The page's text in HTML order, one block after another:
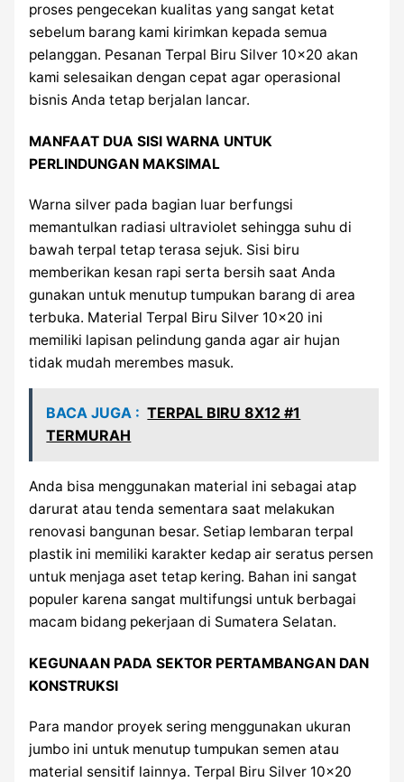
proses pengecekan kualitas yang sangat ketat
sebelum barang kami kirimkan kepada semua
pelanggan. Pesanan Terpal Biru Silver 10×20 akan
kami selesaikan dengan cepat agar operasional
bisnis Anda tetap berjalan lancar.
MANFAAT DUA SISI WARNA UNTUK
PERLINDUNGAN MAKSIMAL
Warna silver pada bagian luar berfungsi
memantulkan radiasi ultraviolet sehingga suhu di
bawah terpal tetap terasa sejuk. Sisi biru
memberikan kesan rapi serta bersih saat Anda
gunakan untuk menutup tumpukan barang di area
terbuka. Material Terpal Biru Silver 10×20 ini
memiliki lapisan pelindung ganda agar air hujan
tidak mudah merembes masuk.
BACA JUGA : TERPAL BIRU 8X12 #1
TERMURAH
Anda bisa menggunakan material ini sebagai atap
darurat atau tenda sementara saat melakukan
renovasi bangunan besar. Setiap lembaran terpal
plastik ini memiliki karakter kedap air seratus persen
untuk menjaga aset tetap kering. Bahan ini sangat
populer karena sangat multifungsi untuk berbagai
macam bidang pekerjaan di Sumatera Selatan.
KEGUNAAN PADA SEKTOR PERTAMBANGAN DAN
KONSTRUKSI
Para mandor proyek sering menggunakan ukuran
jumbo ini untuk menutup tumpukan semen atau
material sensitif lainnya. Terpal Biru Silver 10×20